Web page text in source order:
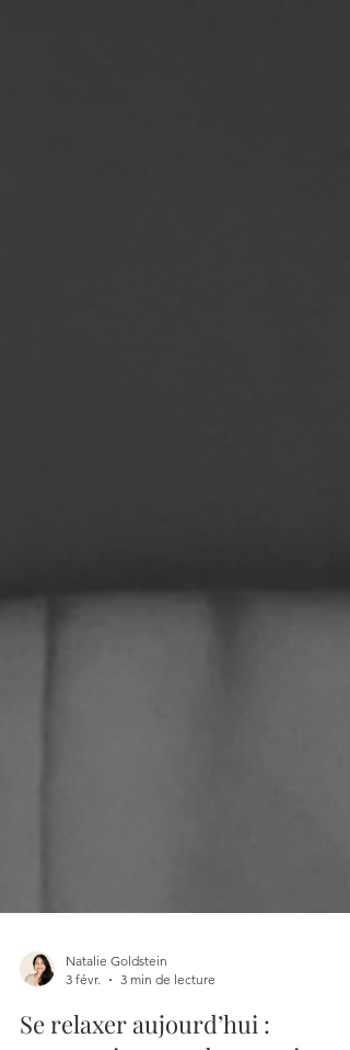
3 févr.
3 min de lecture